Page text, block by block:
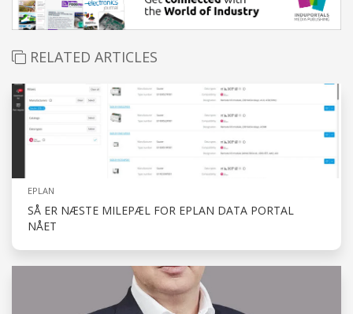
RELATED ARTICLES
EPLAN
SÅ ER NÆSTE MILEPÆL FOR EPLAN DATA PORTAL
NÅET